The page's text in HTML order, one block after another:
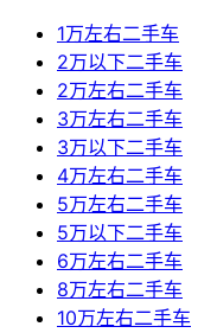
1万左右二手车
2万以下二手车
2万左右二手车
3万左右二手车
3万以下二手车
4万左右二手车
5万左右二手车
5万以下二手车
6万左右二手车
8万左右二手车
10万左右二手车